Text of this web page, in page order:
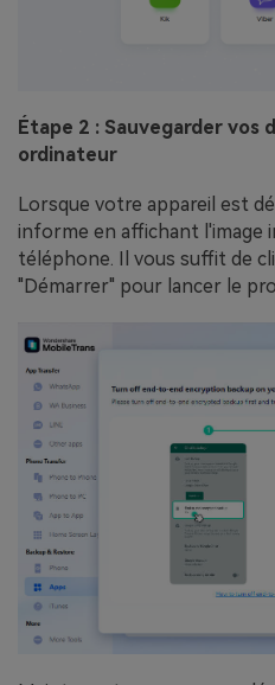
Étape 2 : Sauvegarder vos
ordinateur
Lorsque votre appareil est
informe en affichant l'image
téléphone. Il vous suffit de
"Démarrer" pour lancer le